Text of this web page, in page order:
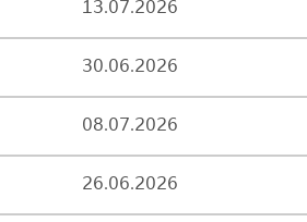
13.07.2026
30.06.2026
08.07.2026
26.06.2026